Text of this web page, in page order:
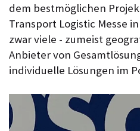
dem bestmöglichen
Transport Logistic Messe
zwar viele - zumeist
Anbieter von
individuelle Lösungen im